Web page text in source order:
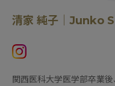
清家 純子｜Junko
関西医科大学医学部卒業